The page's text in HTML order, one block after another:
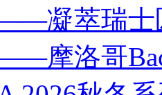
凝萃瑞士
摩洛哥